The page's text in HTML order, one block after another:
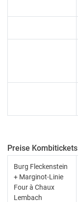
Preise Kombitickets
Burg Fleckenstein
+ Marginot-Linie
Four à Chaux
Lembach